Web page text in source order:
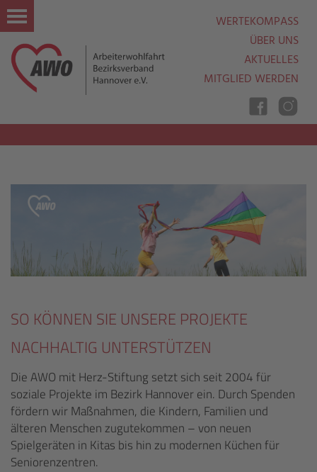
WERTEKOMPASS
ÜBER UNS
AKTUELLES
MITGLIED WERDEN
SO KÖNNEN SIE UNSERE PROJEKTE
NACHHALTIG UNTERSTÜTZEN
Die AWO mit Herz-Stiftung setzt sich seit 2004 für
soziale Projekte im Bezirk Hannover ein. Durch Spenden
fördern wir Maßnahmen, die Kindern, Familien und
älteren Menschen zugutekommen – von neuen
Spielgeräten in Kitas bis hin zu modernen Küchen für
Seniorenzentren.